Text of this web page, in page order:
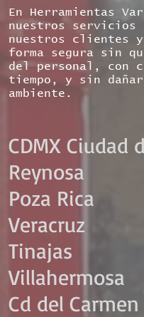
En Herramientas
nuestros servicios
nuestros clientes y
forma segura sin
del personal, con
tiempo, y sin
ambiente.
CDMX Ciudad
Reynosa
Poza Rica
Veracruz
Tinajas
Villahermosa
Cd del Carmen